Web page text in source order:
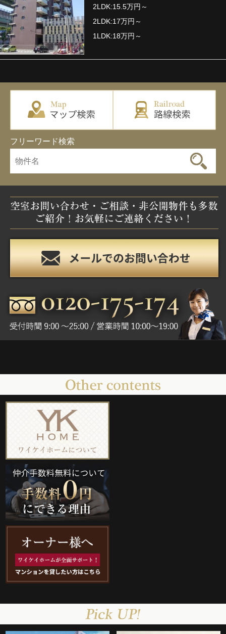
2LDK:15.5万円～
2LDK:17万円～
1LDK:18万円～
フリーワード検索